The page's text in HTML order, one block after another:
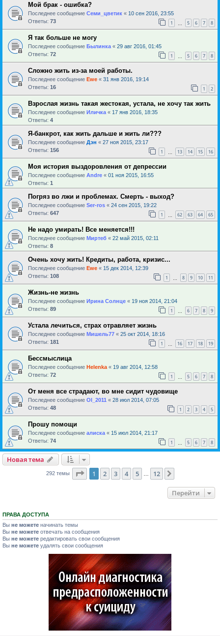
Мой брак - ошибка?
Последнее сообщение Семи_цветик « 10 сен 2016, 23:55
Ответы: 73 1 5 6 7 8
Я так больше не могу
Последнее сообщение Былинка « 29 авг 2016, 01:45
Ответы: 72 1 5 6 7 8
Сложно жить из-за моей работы.
Последнее сообщение Ewe « 31 янв 2016, 19:14
Ответы: 16 1 2
Взрослая жизнь такая жестокая, устала, не хочу так жить
Последнее сообщение Иличка « 17 янв 2016, 18:35
Ответы: 4
Я-банкрот, как жить дальше и жить ли???
Последнее сообщение Дэн « 27 ноя 2015, 23:17
Ответы: 156 1 13 14 15 16
Моя история выздоровления от депрессии
Последнее сообщение Andre « 01 ноя 2015, 16:55
Ответы: 1
Погряз во лжи и проблемах. Смерть - выход?
Последнее сообщение Ser-ros « 24 сен 2015, 19:22
Ответы: 647 1 62 63 64 65
Не надо умирать! Все меняется!!!
Последнее сообщение Миртеб « 22 май 2015, 02:11
Ответы: 8
Очень хочу жить! Кредиты, работа, кризис...
Последнее сообщение Ewe « 15 дек 2014, 12:39
Ответы: 108 1 8 9 10 11
Жизнь-не жизнь
Последнее сообщение Ирина Солнце « 19 ноя 2014, 21:04
Ответы: 89 1 6 7 8 9
Устала лечиться, страх отравляет жизнь
Последнее сообщение Мишель77 « 25 окт 2014, 18:16
Ответы: 181 1 16 17 18 19
Бессмыслица
Последнее сообщение Helenka « 19 авг 2014, 12:58
Ответы: 72 1 5 6 7 8
От меня все страдают, во мне сидит чудовище
Последнее сообщение Ol_2011 « 28 июл 2014, 07:05
Ответы: 48 1 2 3 4 5
Прошу помощи
Последнее сообщение алиска « 15 июл 2014, 21:17
Ответы: 74 1 5 6 7 8
Новая тема
292 темы Страница из 12
1 2 3 4 5 12
Перейти
ПРАВА ДОСТУПА
Вы не можете начинать темы
Вы не можете отвечать на сообщения
Вы не можете редактировать свои сообщения
Вы не можете удалять свои сообщения